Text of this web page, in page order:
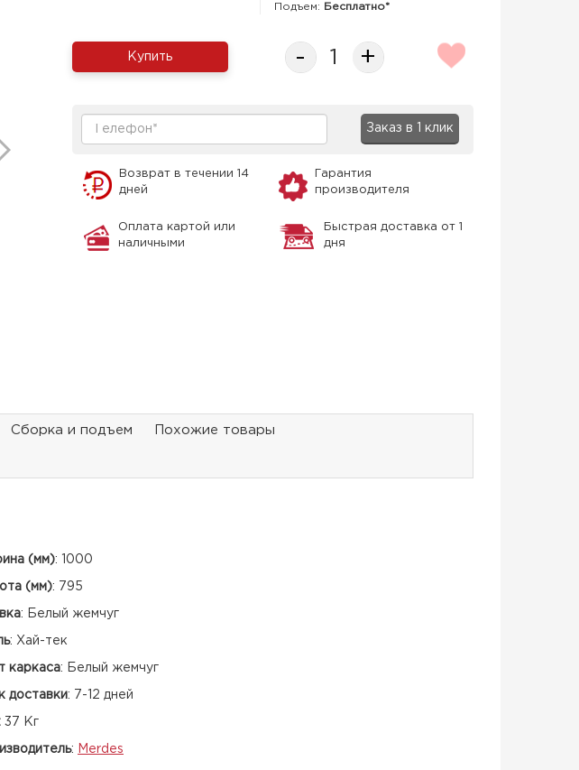
Подъем: Бесплатно*
Купить - +
Заказ в 1 клик
Возврат в течении 14
дней
Гарантия
производителя
Оплата картой или
наличными
Быстрая доставка от 1
дня
Сборка и подъем Похожие товары
(мм): 1000
(мм): 795
: Белый жемчуг
: Хай-тек
каркаса: Белый жемчуг
доставки: 7-12 дней
37 Кг
: Merdes